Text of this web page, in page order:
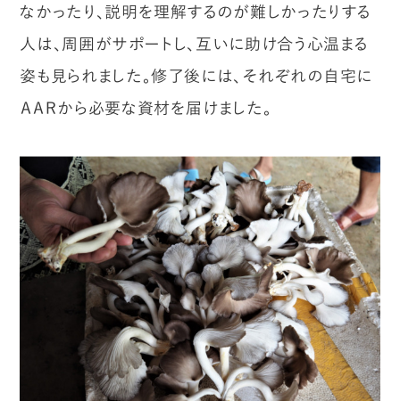
なかったり、説明を理解するのが難しかったりする
人は、周囲がサポートし、互いに助け合う心温まる
姿も見られました。修了後には、それぞれの自宅に
ＡＡＲから必要な資材を届けました。